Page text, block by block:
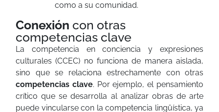
como a su comunidad.
Conexión con otras
competencias clave
La competencia en conciencia y expresiones
culturales (CCEC) no funciona de manera aislada,
sino que se relaciona estrechamente con otras
competencias clave. Por ejemplo, el pensamiento
crítico que se desarrolla al analizar obras de arte
puede vincularse con la competencia lingüística, ya